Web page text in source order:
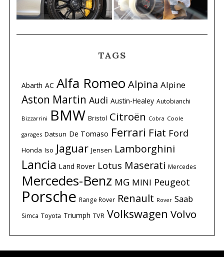
TAGS
Abarth AC Alfa Romeo Alpina Alpine
Aston Martin Audi Austin-Healey Autobianchi
Bizzarrini BMW Bristol Citroën Cobra Coole
garages Datsun De Tomaso Ferrari Fiat Ford
Honda Iso Jaguar Jensen Lamborghini
Lancia Land Rover Lotus Maserati Mercedes
Mercedes-Benz MG MINI Peugeot
Porsche Range Rover Renault Rover Saab
Simca Toyota Triumph TVR Volkswagen Volvo